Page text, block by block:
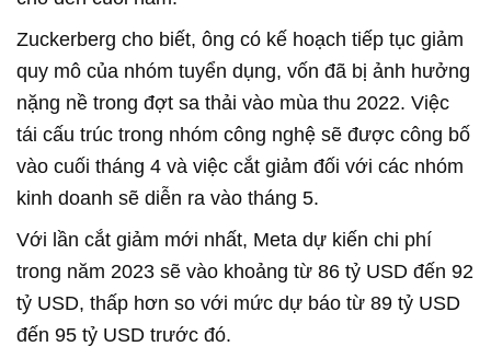
Zuckerberg cho biết, ông có kế hoạch tiếp tục giảm
quy mô của nhóm tuyển dụng, vốn đã bị ảnh hưởng
nặng nề trong đợt sa thải vào mùa thu 2022. Việc
tái cấu trúc trong nhóm công nghệ sẽ được công bố
vào cuối tháng 4 và việc cắt giảm đối với các nhóm
kinh doanh sẽ diễn ra vào tháng 5.
Với lần cắt giảm mới nhất, Meta dự kiến chi phí
trong năm 2023 sẽ vào khoảng từ 86 tỷ USD đến 92
tỷ USD, thấp hơn so với mức dự báo từ 89 tỷ USD
đến 95 tỷ USD trước đó.